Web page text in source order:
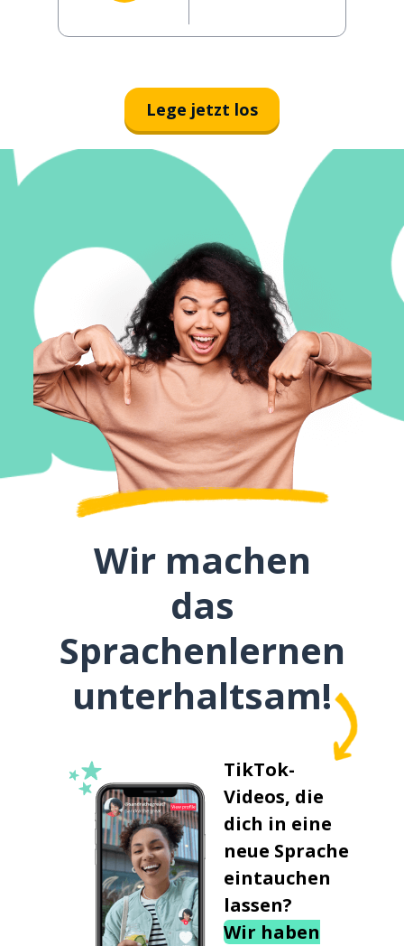
Lege jetzt los
Wir machen
das
Sprachenlernen
unterhaltsam!
TikTok-
Videos, die
dich in eine
neue Sprache
eintauchen
lassen?
Wir haben